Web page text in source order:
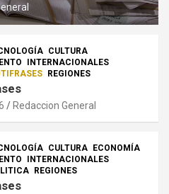
CULTURA
INTERNACIONALES
REGIONES
Redaccion General
CULTURA
ECONOMÍA
INTERNACIONALES
REGIONES